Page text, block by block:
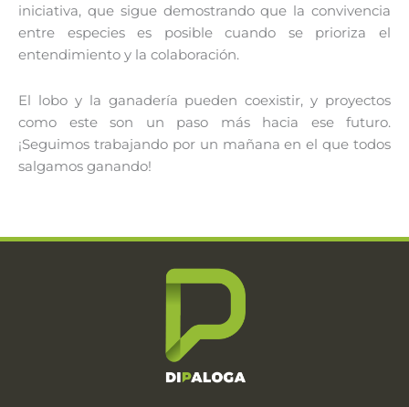
iniciativa, que sigue demostrando que la convivencia
entre especies es posible cuando se prioriza el
entendimiento y la colaboración.
El lobo y la ganadería pueden coexistir, y proyectos
como este son un paso más hacia ese futuro.
¡Seguimos trabajando por un mañana en el que todos
salgamos ganando!